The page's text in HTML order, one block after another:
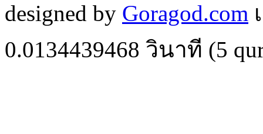
designed by Goragod.com
0.0134439468 วินาที (5